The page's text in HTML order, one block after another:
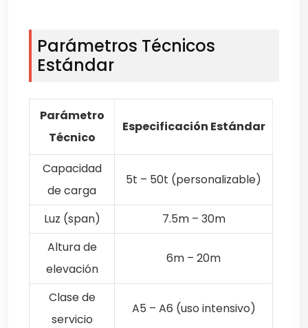
Parámetros Técnicos
Estándar
Parámetro
Técnico
Especificación Estándar
Capacidad
de carga
5t – 50t (personalizable)
Luz (span)
7.5m – 30m
Altura de
elevación
6m – 20m
Clase de
servicio
A5 – A6 (uso intensivo)